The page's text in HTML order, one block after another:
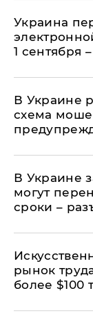
Украина
1 сентября
В Украине
схема
В Украине
могут
сроки –
рынок
более $100